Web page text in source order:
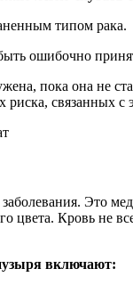
типом рака.
ошибочно
пока она не
риска, связанных с
цвета. Кровь не
включают: